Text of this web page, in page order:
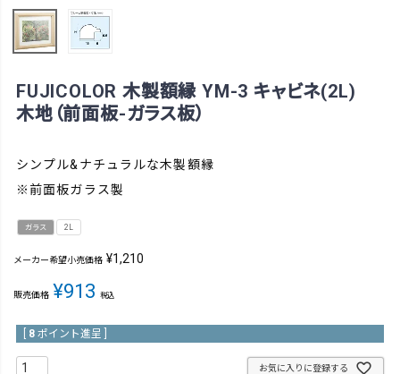
FUJICOLOR 木製額縁 YM-3 キャビネ(2L)
木地（前面板-ガラス板）
シンプル&ナチュラルな木製額縁
※前面板ガラス製
ガラス 2L
メーカー希望小売価格 ¥1,210
販売価格 ¥913 税込
8 ポイント進呈 ]
お気に入りに登録する